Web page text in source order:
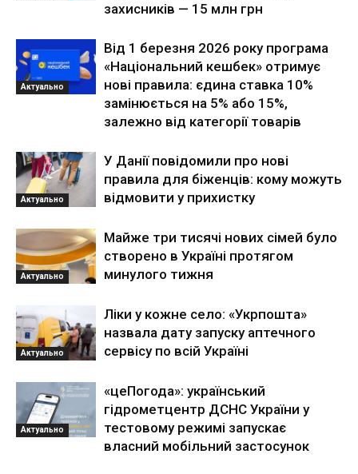
захисників — 15 млн грн
Актуально
Від 1 березня 2026 року програма
«Національний кешбек» отримує
нові правила: єдина ставка 10%
замінюється на 5% або 15%,
залежно від категорії товарів
Актуально
У Данії повідомили про нові
правила для біженців: кому можуть
відмовити у прихистку
Актуально
Майже три тисячі нових сімей було
створено в Україні протягом
минулого тижня
Актуально
Ліки у кожне село: «Укрпошта»
назвала дату запуску аптечного
сервісу по всій Україні
Актуально
«цеПогода»: український
гідрометцентр ДСНС України у
тестовому режимі запускає
власний мобільний застосунок